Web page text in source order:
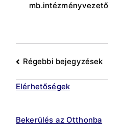
mb.intézményvezető
Bejegyzés
navigáció
Régebbi bejegyzések
Elérhetőségek
Bekerülés az Otthonba